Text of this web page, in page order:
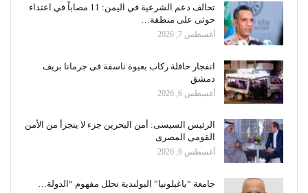
تحالف دعم الشرعية في اليمن: 11 مصاباً في اعتداء
حوثى على منطقة…
أغسطس 7, 2026
انفجار حافلة ركاب بعبوة ناسفة فى جرمانا بريف
دمشق
أغسطس 6, 2026
الرئيس السيسى: أمن البحرين جزء لا يتجزأ من الأمن
القومى المصرى
أغسطس 6, 2026
جامعة “ياغيلونيا” البولندية تحلل مفهوم “الدولة…